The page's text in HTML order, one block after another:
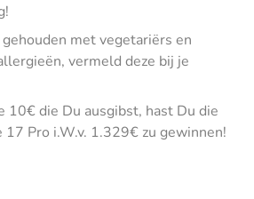
met vegetariërs en
vermeld deze bij je
10€ die Du ausgibst, hast Du die
17 Pro i.W.v. 1.329€ zu gewinnen!